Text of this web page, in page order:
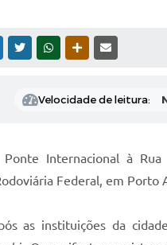
MESSENGER
TWITTERWHATSAPPOUTRAS MÍDIAS
Velocidade de leitura:
Internacional à
Federal, em Porto
as instituições da